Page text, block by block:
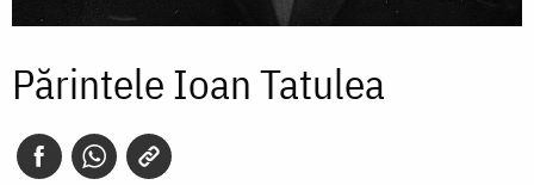
Părintele Ioan Tatulea